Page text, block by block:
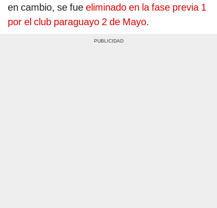
en cambio, se fue eliminado en la fase previa 1
por el club paraguayo 2 de Mayo.